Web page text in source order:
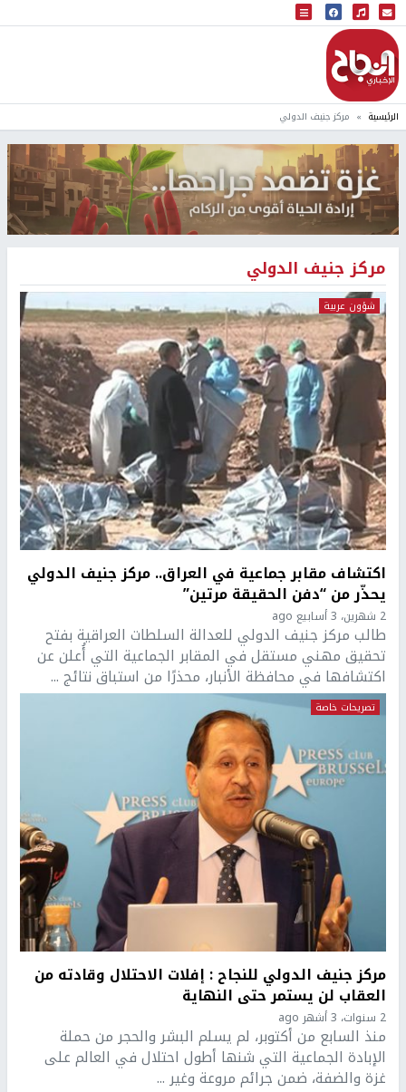
البث المباشر
إذاعة النجاح
الرئيسية مركز جنيف الدولي
مركز جنيف الدولي
شؤون عربية
اكتشاف مقابر جماعية في العراق.. مركز جنيف الدولي
يحذّر من “دفن الحقيقة مرتين”
2 شهرين، 3 أسابيع ago
طالب مركز جنيف الدولي للعدالة السلطات العراقية بفتح
تحقيق مهني مستقل في المقابر الجماعية التي أُعلن عن
اكتشافها في محافظة الأنبار، محذرًا من استباق نتائج ...
تصريحات خاصة
مركز جنيف الدولي للنجاح : إفلات الاحتلال وقادته من
العقاب لن يستمر حتى النهاية
2 سنوات، 3 أشهر ago
منذ السابع من أكتوبر، لم يسلم البشر والحجر من حملة
الإبادة الجماعية التي شنها أطول احتلال في العالم على
غزة والضفة، ضمن جرائم مروعة وغير ...